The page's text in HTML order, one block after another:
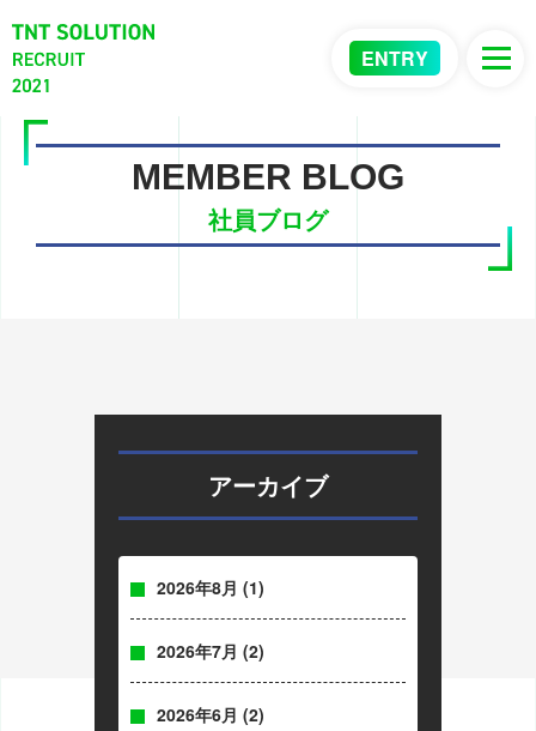
ENTRY
MEMBER BLOG
社員ブログ
アーカイブ
2026年8月 (1)
2026年7月 (2)
2026年6月 (2)